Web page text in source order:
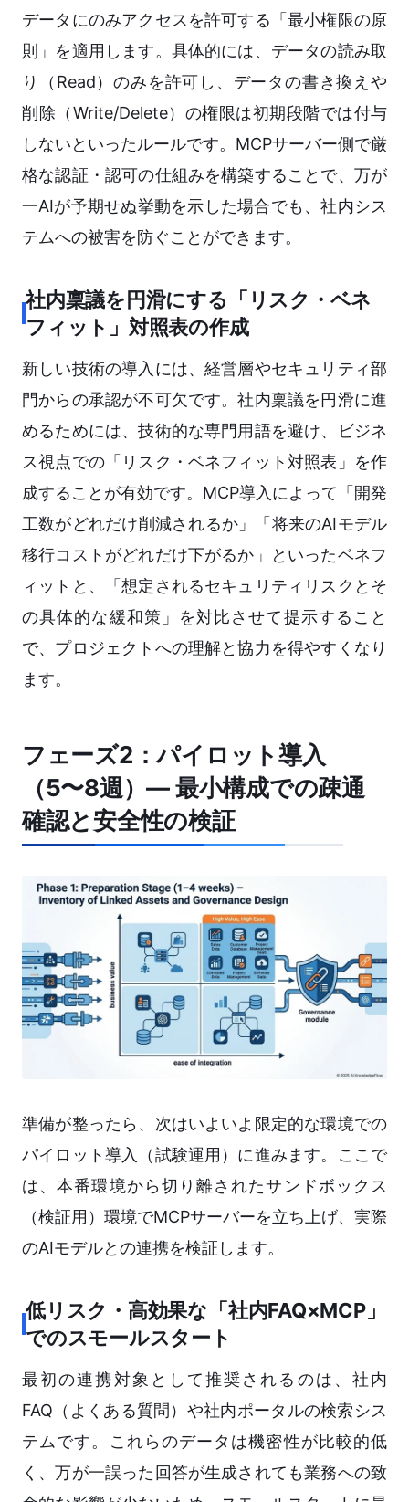
データにのみアクセスを許可する「最小権限の原
則」を適用します。具体的には、データの読み取
り（Read）のみを許可し、データの書き換えや
削除（Write/Delete）の権限は初期段階では付与
しないといったルールです。MCPサーバー側で厳
格な認証・認可の仕組みを構築することで、万が
一AIが予期せぬ挙動を示した場合でも、社内シス
テムへの被害を防ぐことができます。
社内稟議を円滑にする「リスク・ベネ
フィット」対照表の作成
新しい技術の導入には、経営層やセキュリティ部
門からの承認が不可欠です。社内稟議を円滑に進
めるためには、技術的な専門用語を避け、ビジネ
ス視点での「リスク・ベネフィット対照表」を作
成することが有効です。MCP導入によって「開発
工数がどれだけ削減されるか」「将来のAIモデル
移行コストがどれだけ下がるか」といったベネフ
ィットと、「想定されるセキュリティリスクとそ
の具体的な緩和策」を対比させて提示すること
で、プロジェクトへの理解と協力を得やすくなり
ます。
フェーズ2：パイロット導入
（5〜8週）― 最小構成での疎通
確認と安全性の検証
準備が整ったら、次はいよいよ限定的な環境での
パイロット導入（試験運用）に進みます。ここで
は、本番環境から切り離されたサンドボックス
（検証用）環境でMCPサーバーを立ち上げ、実際
のAIモデルとの連携を検証します。
低リスク・高効果な「社内FAQ×MCP」
でのスモールスタート
最初の連携対象として推奨されるのは、社内
FAQ（よくある質問）や社内ポータルの検索シス
テムです。これらのデータは機密性が比較的低
く、万が一誤った回答が生成されても業務への致